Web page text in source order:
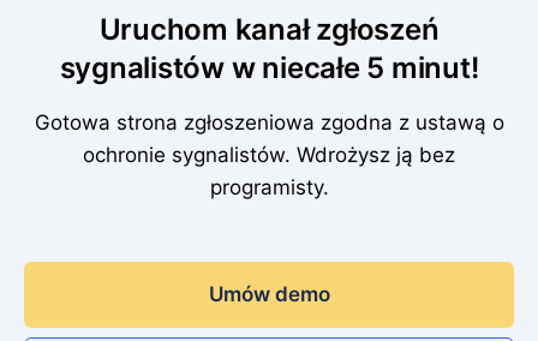
Uruchom kanał zgłoszeń
sygnalistów w niecałe 5 minut!
Gotowa strona zgłoszeniowa zgodna z ustawą o
ochronie sygnalistów. Wdrożysz ją bez
programisty.
Umów demo